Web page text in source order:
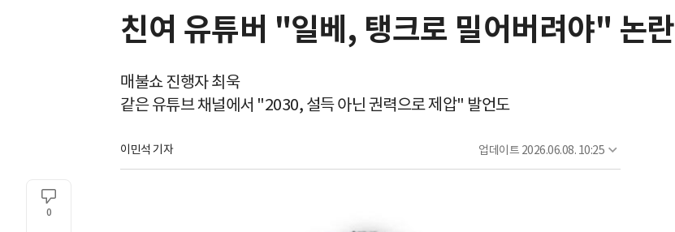
친여 유튜버 "일베, 탱크로 밀어버려야" 논란
매불쇼 진행자 최욱
같은 유튜브 채널에서 "2030, 설득 아닌 권력으로 제압" 발언도
이민석 기자 업데이트 2026.06.08. 10:25
0